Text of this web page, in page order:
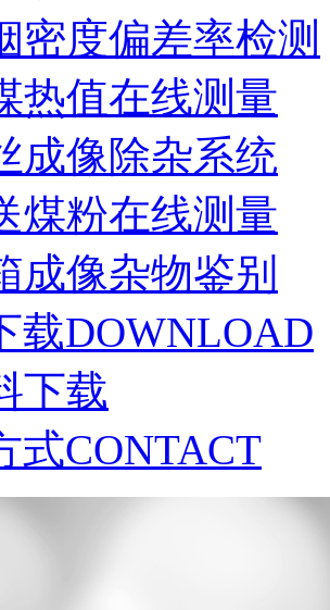
密度偏差率检测
热值在线测量
成像除杂系统
煤粉在线测量
成像杂物鉴别
载DOWNLOAD
下载
式CONTACT